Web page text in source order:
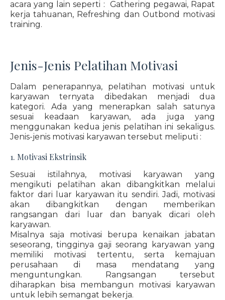
acara yang lain seperti : Gathering pegawai, Rapat
kerja tahuanan, Refreshing dan Outbond motivasi
training.
Jenis-Jenis Pelatihan Motivasi
Dalam penerapannya, pelatihan motivasi untuk
karyawan ternyata dibedakan menjadi dua
kategori. Ada yang menerapkan salah satunya
sesuai keadaan karyawan, ada juga yang
menggunakan kedua jenis pelatihan ini sekaligus.
Jenis-jenis motivasi karyawan tersebut meliputi :
1. Motivasi Ekstrinsik
Sesuai istilahnya, motivasi karyawan yang
mengikuti pelatihan akan dibangkitkan melalui
faktor dari luar karyawan itu sendiri. Jadi, motivasi
akan dibangkitkan dengan memberikan
rangsangan dari luar dan banyak dicari oleh
karyawan.
Misalnya saja motivasi berupa kenaikan jabatan
seseorang, tingginya gaji seorang karyawan yang
memiliki motivasi tertentu, serta kemajuan
perusahaan di masa mendatang yang
menguntungkan. Rangsangan tersebut
diharapkan bisa membangun motivasi karyawan
untuk lebih semangat bekerja.